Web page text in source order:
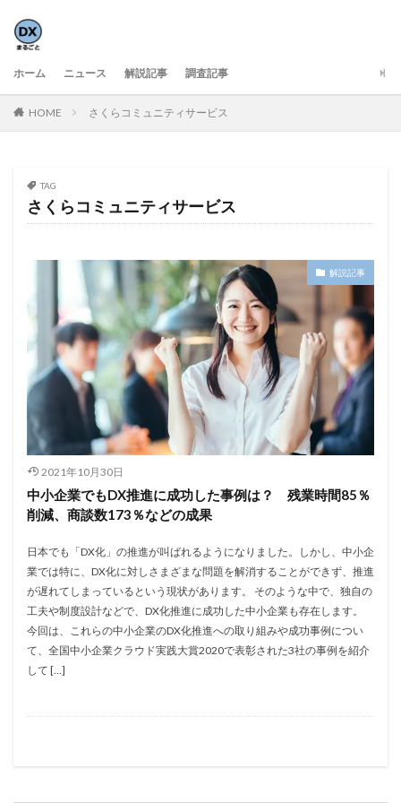
ホーム ニュース 解説記事 調査記事
HOME さくらコミュニティサービス
TAG
さくらコミュニティサービス
解説記事
2021年10月30日
中小企業でもDX推進に成功した事例は？ 残業時間85％
削減、商談数173％などの成果
日本でも「DX化」の推進が叫ばれるようになりました。しかし、中小企
業では特に、DX化に対しさまざまな問題を解消することができず、推進
が遅れてしまっているという現状があります。 そのような中で、独自の
工夫や制度設計などで、DX化推進に成功した中小企業も存在します。
今回は、これらの中小企業のDX化推進への取り組みや成功事例につい
て、全国中小企業クラウド実践大賞2020で表彰された3社の事例を紹介
して […]